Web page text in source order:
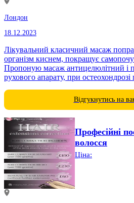
Лондон
18.12.2023
Лікувальний класичний масаж
організм киснем, покращує
Пропоную масаж антицелюлітний і
рухового апарату, при
Відгукнутись на
Професійні
волосся
Ціна: